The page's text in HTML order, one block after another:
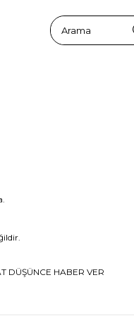
DÜŞÜNCE HABER VER